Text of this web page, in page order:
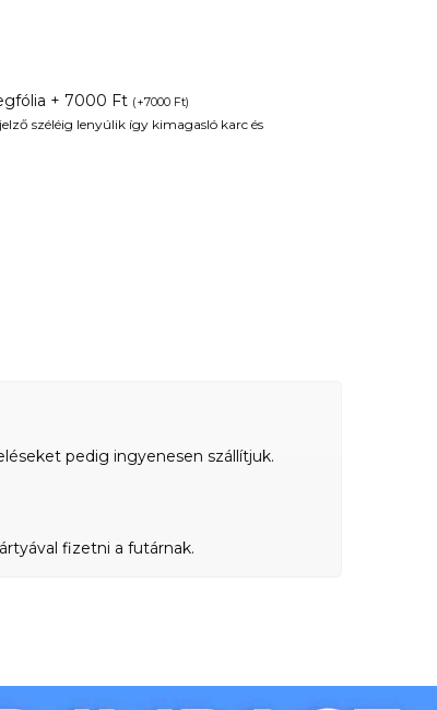
+ 7000 Ft (+7000 Ft)
széléig lenyúlik így kimagasló karc és
pedig ingyenesen szállítjuk.
fizetni a futárnak.